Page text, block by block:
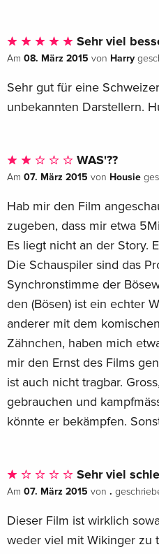
Sehr viel
Am 08. März 2015 von Harry
Sehr gut für eine
unbekannten Darstellern.
WAS'??
Am 07. März 2015 von Housie
Hab mir den Film
zugeben, dass mir etwa
Es liegt nicht an der Story.
Die Schauspiler sind das
Synchronstimme der
den (Bösen) ist ein echter
anderer mit dem
Zähnchen, haben mich
mir den Ernst des Films
ist auch nicht tragbar.
gebrauchen und
könnte er bekämpfen.
Sehr viel
Am 07. März 2015 von .
Dieser Film ist wirklich
weder viel mit Wikinger zu